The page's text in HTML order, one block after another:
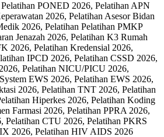
PONED 2026, Pelatihan APN
2026, Pelatihan Asesor Bidan
2026, Pelatihan Pelatihan PMKP
Jenazah 2026, Pelatihan K3 Rumah
2026, Pelatihan Kredensial 2026,
IPCD 2026, Pelatihan CSSD 2026,
Pelatihan NICU/PICU 2026,
EWS 2026, Pelatihan EWS 2026,
2026, Pelatihan TNT 2026, Pelatihan
Hiperkes 2026, Pelatihan Koding
Farmasi 2026, Pelatihan PPRA 2026,
Pelatihan CTU 2026, Pelatihan PKRS
2026, Pelatihan HIV AIDS 2026